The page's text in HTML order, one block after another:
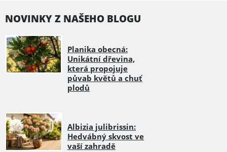
NOVINKY Z NAŠEHO BLOGU
Planika obecná:
Unikátní dřevina,
která propojuje
půvab květů a chuť
plodů
Albizia julibrissin:
Hedvábný skvost ve
vaší zahradě